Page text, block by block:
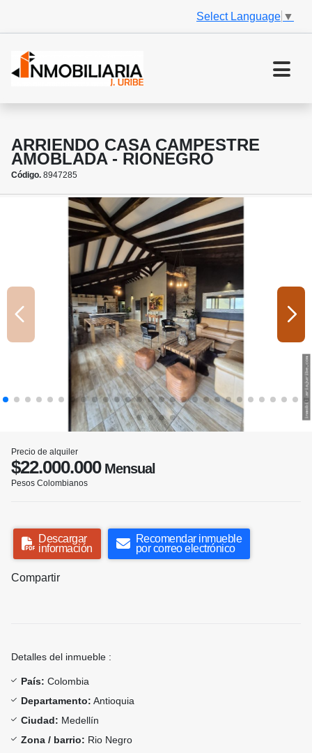
Select Language ▼
ARRIENDO CASA CAMPESTRE
AMOBLADA - RIONEGRO
Código. 8947285
Precio de alquiler
$22.000.000Mensual
Pesos Colombianos
Descargar
información
Recomendar inmueble
por correo electrónico
Compartir
Detalles del inmueble :
País: Colombia
Departamento: Antioquia
Ciudad: Medellín
Zona / barrio: Rio Negro